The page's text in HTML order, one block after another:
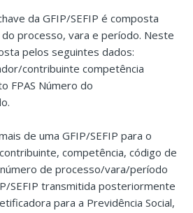
da GFIP/SEFIP é composta
processo, vara e período. Neste
pelos seguintes dados:
contribuinte competência
FPAS Número do
de uma GFIP/SEFIP para o
competência, código de
de processo/vara/período
SEFIP transmitida posteriormente
para a Previdência Social,